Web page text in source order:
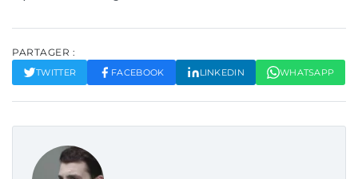
PARTAGER :
TWITTER FACEBOOK LINKEDIN WHATSAPP